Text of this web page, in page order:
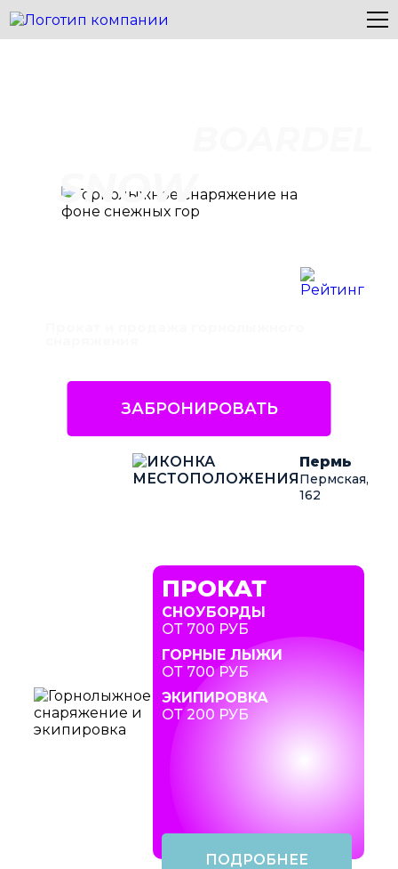
SNOW
ЗАБРОНИРОВАТЬ
Пермь
Пермская,
162
ПРОКАТ
СНОУБОРДЫ
ОТ 700 РУБ
ГОРНЫЕ ЛЫЖИ
ОТ 700 РУБ
ЭКИПИРОВКА
ОТ 200 РУБ
ПОДРОБНЕЕ